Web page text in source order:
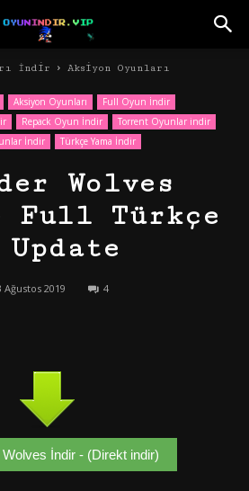
İndir Aksiyon Oyunları
Aksiyon Oyunları
Full Oyun İndir
Repack Oyun İndir
Torrent Oyunlar indir
İndir
Türkçe Yama İndir
Wolves
Türkçe
Update
Ağustos 2019 4
İndir - (Direkt indir)